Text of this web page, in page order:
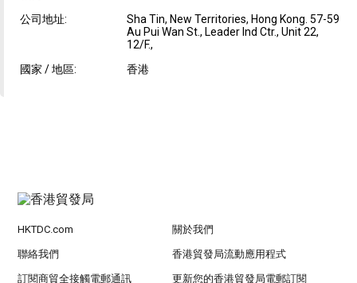
公司地址:
Sha Tin, New Territories, Hong Kong. 57-59
Au Pui Wan St., Leader Ind Ctr., Unit 22,
12/F.,
國家 / 地區:
香港
HKTDC.com 關於我們
聯絡我們 香港貿發局流動應用程式
訂閱商貿全接觸電郵通訊 更新您的香港貿發局電郵訂閱